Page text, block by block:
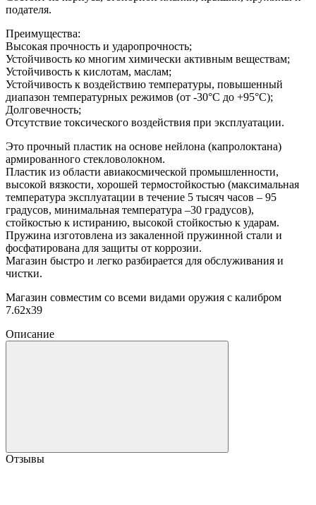
подателя.
Преимущества:
Высокая прочность и ударопрочность;
Устойчивость ко многим химически активным веществам;
Устойчивость к кислотам, маслам;
Устойчивость к воздействию температуры, повышенный
диапазон температурных режимов (от -30°C до +95°C);
Долговечность;
Отсутствие токсического воздействия при эксплуатации.
Это прочный пластик на основе нейлона (капролоктана)
армированного стекловолокном.
Пластик из области авиакосмической промышленности,
высокой вязкости, хорошей термостойкостью (максимальная
температура эксплуатации в течение 5 тысяч часов – 95
градусов, минимальная температура –30 градусов),
стойкостью к истиранию, высокой стойкостью к ударам.
Пружина изготовлена из закаленной пружинной стали и
фосфатирована для защиты от коррозии.
Магазин быстро и легко разбирается для обслуживания и
чистки.
Магазин совместим со всеми видами оружия с калибром
7.62х39
Описание
Отзывы